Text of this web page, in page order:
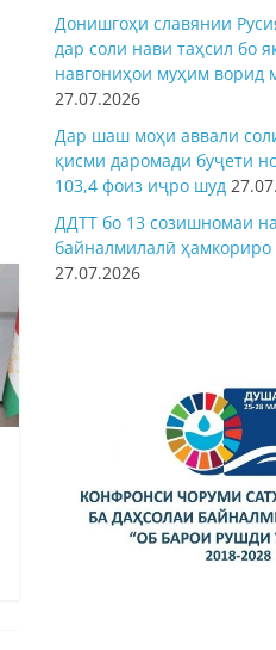
Донишгоҳи славянии
дар соли нави таҳсил бо
навгониҳои муҳим ворид
27.07.2026
Дар шаш моҳи аввали
қисми даромади буҷети
103,4 фоиз иҷро шуд
ДДТТ бо 13 созишномаи
байналмилалӣ ҳамкориро
27.07.2026